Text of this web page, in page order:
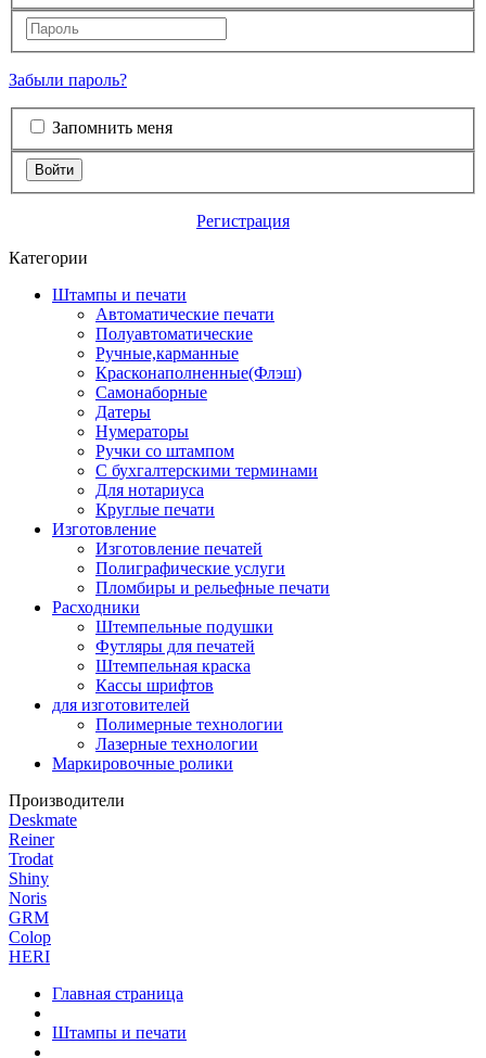
Забыли пароль?
Запомнить меня
Войти
Регистрация
Категории
Штампы и печати
Автоматические печати
Полуавтоматические
Ручные,карманные
Красконаполненные(Флэш)
Самонаборные
Датеры
Нумераторы
Ручки со штампом
С бухгалтерскими терминами
Для нотариуса
Круглые печати
Изготовление
Изготовление печатей
Полиграфические услуги
Пломбиры и рельефные печати
Расходники
Штемпельные подушки
Футляры для печатей
Штемпельная краска
Кассы шрифтов
для изготовителей
Полимерные технологии
Лазерные технологии
Маркировочные ролики
Производители
Deskmate
Reiner
Trodat
Shiny
Noris
GRM
Colop
HERI
Главная страница
Штампы и печати